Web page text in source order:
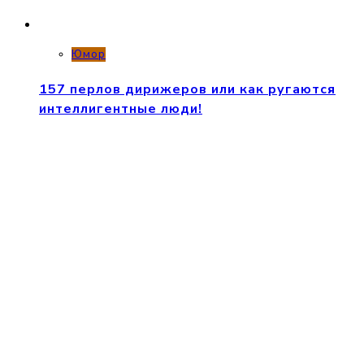
Юмор
157 перлов дирижеров или как ругаются
интеллигентные люди!